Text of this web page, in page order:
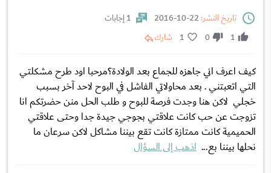
تاريخ النشر:
1 إجابات
1
0
1 شارك
كيف اعرف اني جاهزه للجماع بعد الولادة؟مرحبا اود طرح مشكلتي
التي اتعبتني . بعد محاولاتي الفاشل في البوح لاحد آخر بسبب
خجلي لاكن هنا وجدت فرصة للبوح و طلب الحل منن حضرتكم انا
تزوجت عن حب كانت علاقتي بجوجي جيدة جدا وحتى علاقتي
الحميمية كانت ممتازة كانت تقع بيننا مشاكل لاكن سرعان ما
نحلها بيننا بع... اذهب إلى السؤال